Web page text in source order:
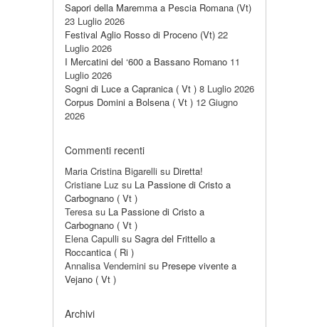
Sapori della Maremma a Pescia Romana (Vt)
23 Luglio 2026
Festival Aglio Rosso di Proceno (Vt) 22
Luglio 2026
I Mercatini del ‘600 a Bassano Romano 11
Luglio 2026
Sogni di Luce a Capranica ( Vt ) 8 Luglio 2026
Corpus Domini a Bolsena ( Vt ) 12 Giugno
2026
Commenti recenti
Maria Cristina Bigarelli su Diretta!
Cristiane Luz su La Passione di Cristo a
Carbognano ( Vt )
Teresa su La Passione di Cristo a
Carbognano ( Vt )
Elena Capulli su Sagra del Frittello a
Roccantica ( Ri )
Annalisa Vendemini su Presepe vivente a
Vejano ( Vt )
Archivi